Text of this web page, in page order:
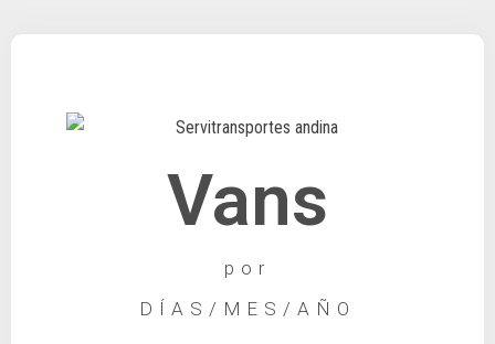
Vans
por
DÍAS/MES/AÑO